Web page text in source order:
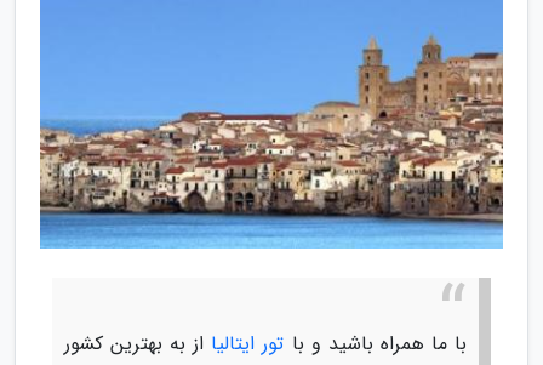
با ما همراه باشید و با تور ایتالیا از به بهترین کشور